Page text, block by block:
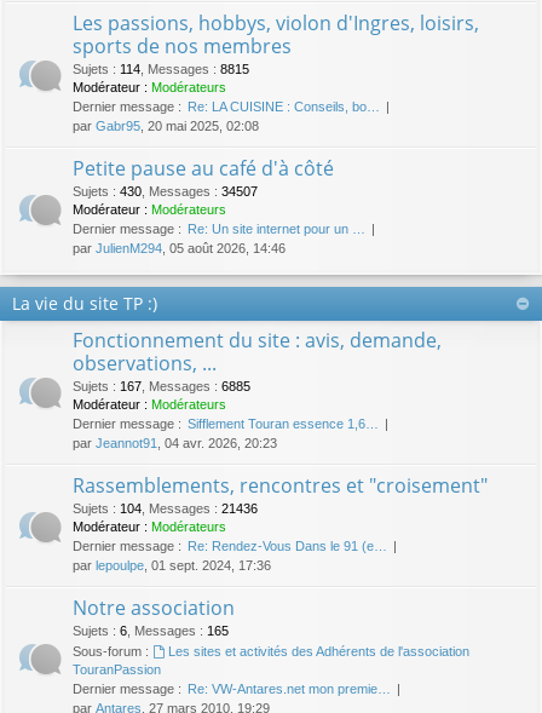
Les passions, hobbys, violon d'Ingres, loisirs,
sports de nos membres
Sujets : 114 Messages : 8815
Modérateur : Modérateurs
Dernier message :
Re: LA CUISINE : Conseils, bo…
par Gabr95 , 20 mai 2025, 02:08
Petite pause au café d'à côté
Sujets : 430 Messages : 34507
Modérateur : Modérateurs
Dernier message :
Re: Un site internet pour un …
par JulienM294 , 05 août 2026, 14:46
La vie du site TP :)
Fonctionnement du site : avis, demande,
observations, ...
Sujets : 167 Messages : 6885
Modérateur : Modérateurs
Dernier message : Sifflement Touran essence 1,6…
par Jeannot91 , 04 avr. 2026, 20:23
Rassemblements, rencontres et "croisement"
Sujets : 104 Messages : 21436
Modérateur : Modérateurs
Dernier message :
Re: Rendez-Vous Dans le 91 (e…
par lepoulpe , 01 sept. 2024, 17:36
Notre association
Sujets : 6 Messages : 165
Sous-forum :
Les sites et activités des Adhérents de l'association
TouranPassion
Dernier message :
Re: VW-Antares.net mon premie…
par Antares , 27 mars 2010, 19:29